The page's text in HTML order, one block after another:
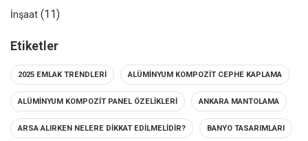
İnşaat (11)
Etiketler
2025 EMLAK TRENDLERI ALÜMINYUM KOMPOZIT CEPHE KAPLAMA
ALÜMINYUM KOMPOZIT PANEL ÖZELIKLERI ANKARA MANTOLAMA
ARSA ALIRKEN NELERE DIKKAT EDILMELIDIR? BANYO TASARIMLARI